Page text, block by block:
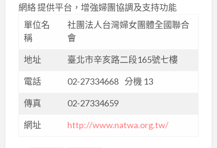
網絡 提供平台，增強婦團協調及支持功能
單位名
稱
社團法人台灣婦女團體全國聯合
會
地址 臺北市辛亥路二段165號七樓
電話 02-27334668 分機 13
傳真 02-27334659
網址 http://www.natwa.org.tw/